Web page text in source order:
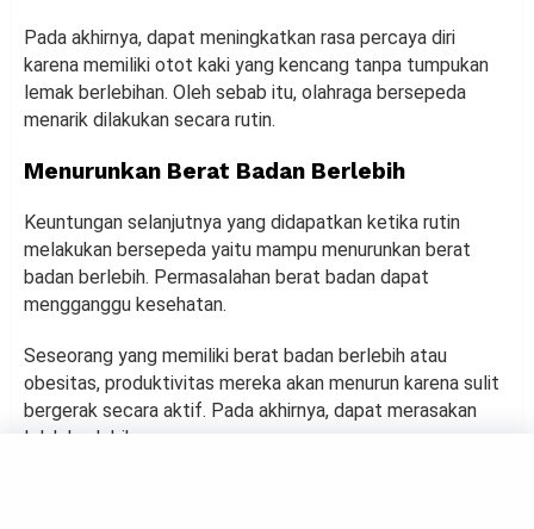
Pada akhirnya, dapat meningkatkan rasa percaya diri
karena memiliki otot kaki yang kencang tanpa tumpukan
lemak berlebihan. Oleh sebab itu, olahraga bersepeda
menarik dilakukan secara rutin.
Menurunkan Berat Badan Berlebih
Keuntungan selanjutnya yang didapatkan ketika rutin
melakukan bersepeda yaitu mampu menurunkan berat
badan berlebih. Permasalahan berat badan dapat
mengganggu kesehatan.
Seseorang yang memiliki berat badan berlebih atau
obesitas, produktivitas mereka akan menurun karena sulit
bergerak secara aktif. Pada akhirnya, dapat merasakan
lelah berlebihan.